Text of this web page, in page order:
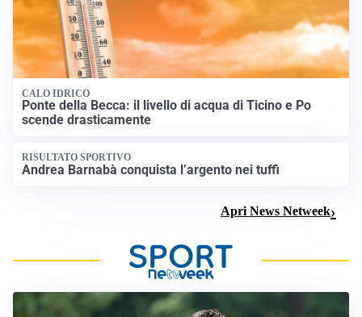
CALO IDRICO
Ponte della Becca: il livello di acqua di Ticino e Po
scende drasticamente
RISULTATO SPORTIVO
Andrea Barnabà conquista l’argento nei tuffi
Apri News Netweek